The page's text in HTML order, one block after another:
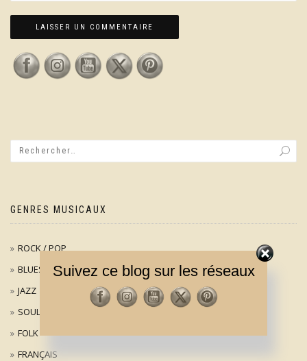
GENRES MUSICAUX
ROCK / POP
BLUES
JAZZ
SOUL
FOLK
FRANÇAIS
Suivez ce blog sur les réseaux